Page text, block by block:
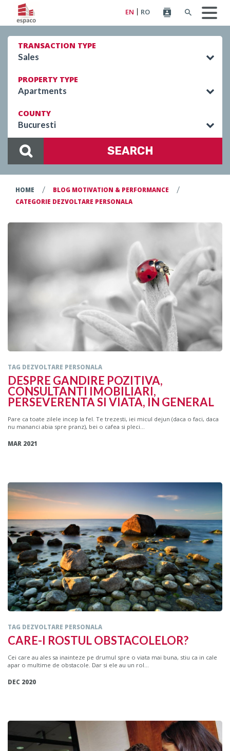
EN RO
TRANSACTION TYPE
Sales
PROPERTY TYPE
Apartments
COUNTY
Bucuresti
SEARCH
HOME / BLOG MOTIVATION & PERFORMANCE /
CATEGORIE DEZVOLTARE PERSONALA
TAG DEZVOLTARE PERSONALA
DESPRE GANDIRE POZITIVA,
CONSULTANTI IMOBILIARI,
PERSEVERENTA SI VIATA, IN GENERAL
Pare ca toate zilele incep la fel. Te trezesti, iei micul dejun (daca o faci, daca
nu mananci abia spre pranz), bei o cafea si pleci...
MAR 2021
TAG DEZVOLTARE PERSONALA
CARE-I ROSTUL OBSTACOLELOR?
Cei care au ales sa inainteze pe drumul spre o viata mai buna, stiu ca in cale
apar o multime de obstacole. Dar si ele au un rol...
DEC 2020